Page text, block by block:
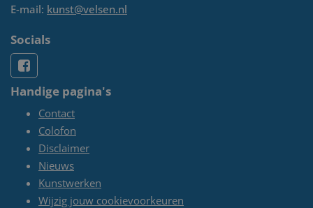
E-mail: kunst@velsen.nl
Socials
Handige pagina's
Contact
Colofon
Disclaimer
Nieuws
Kunstwerken
Wijzig jouw cookievoorkeuren